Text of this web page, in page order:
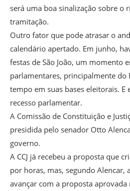
será uma boa sinalização sobre o
tramitação.
Outro fator que pode atrasar o
calendário apertado. Em junho,
festas de São João, um momento
parlamentares, principalmente do
tempo em suas bases eleitorais.
recesso parlamentar.
A Comissão de Constituição e
presidida pelo senador Otto
governo.
A CCJ já recebeu a proposta que
por horas, mas, segundo Alencar,
avançar com a proposta aprovada